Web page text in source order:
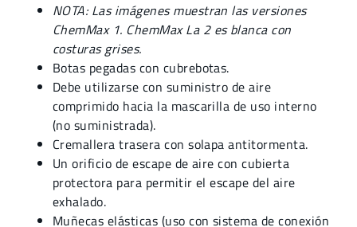
NOTA: Las imágenes muestran las versiones
ChemMax 1. ChemMax La 2 es blanca con
costuras grises.
Botas pegadas con cubrebotas.
Debe utilizarse con suministro de aire
comprimido hacia la mascarilla de uso interno
(no suministrada).
Cremallera trasera con solapa antitormenta.
Un orificio de escape de aire con cubierta
protectora para permitir el escape del aire
exhalado.
Muñecas elásticas (uso con sistema de conexión